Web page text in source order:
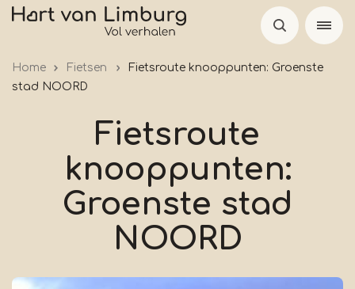
Overslaan
Home Fietsen
Fietsroute knooppunten: Groenste
stad NOORD
Fietsroute
knooppunten:
Groenste stad
NOORD